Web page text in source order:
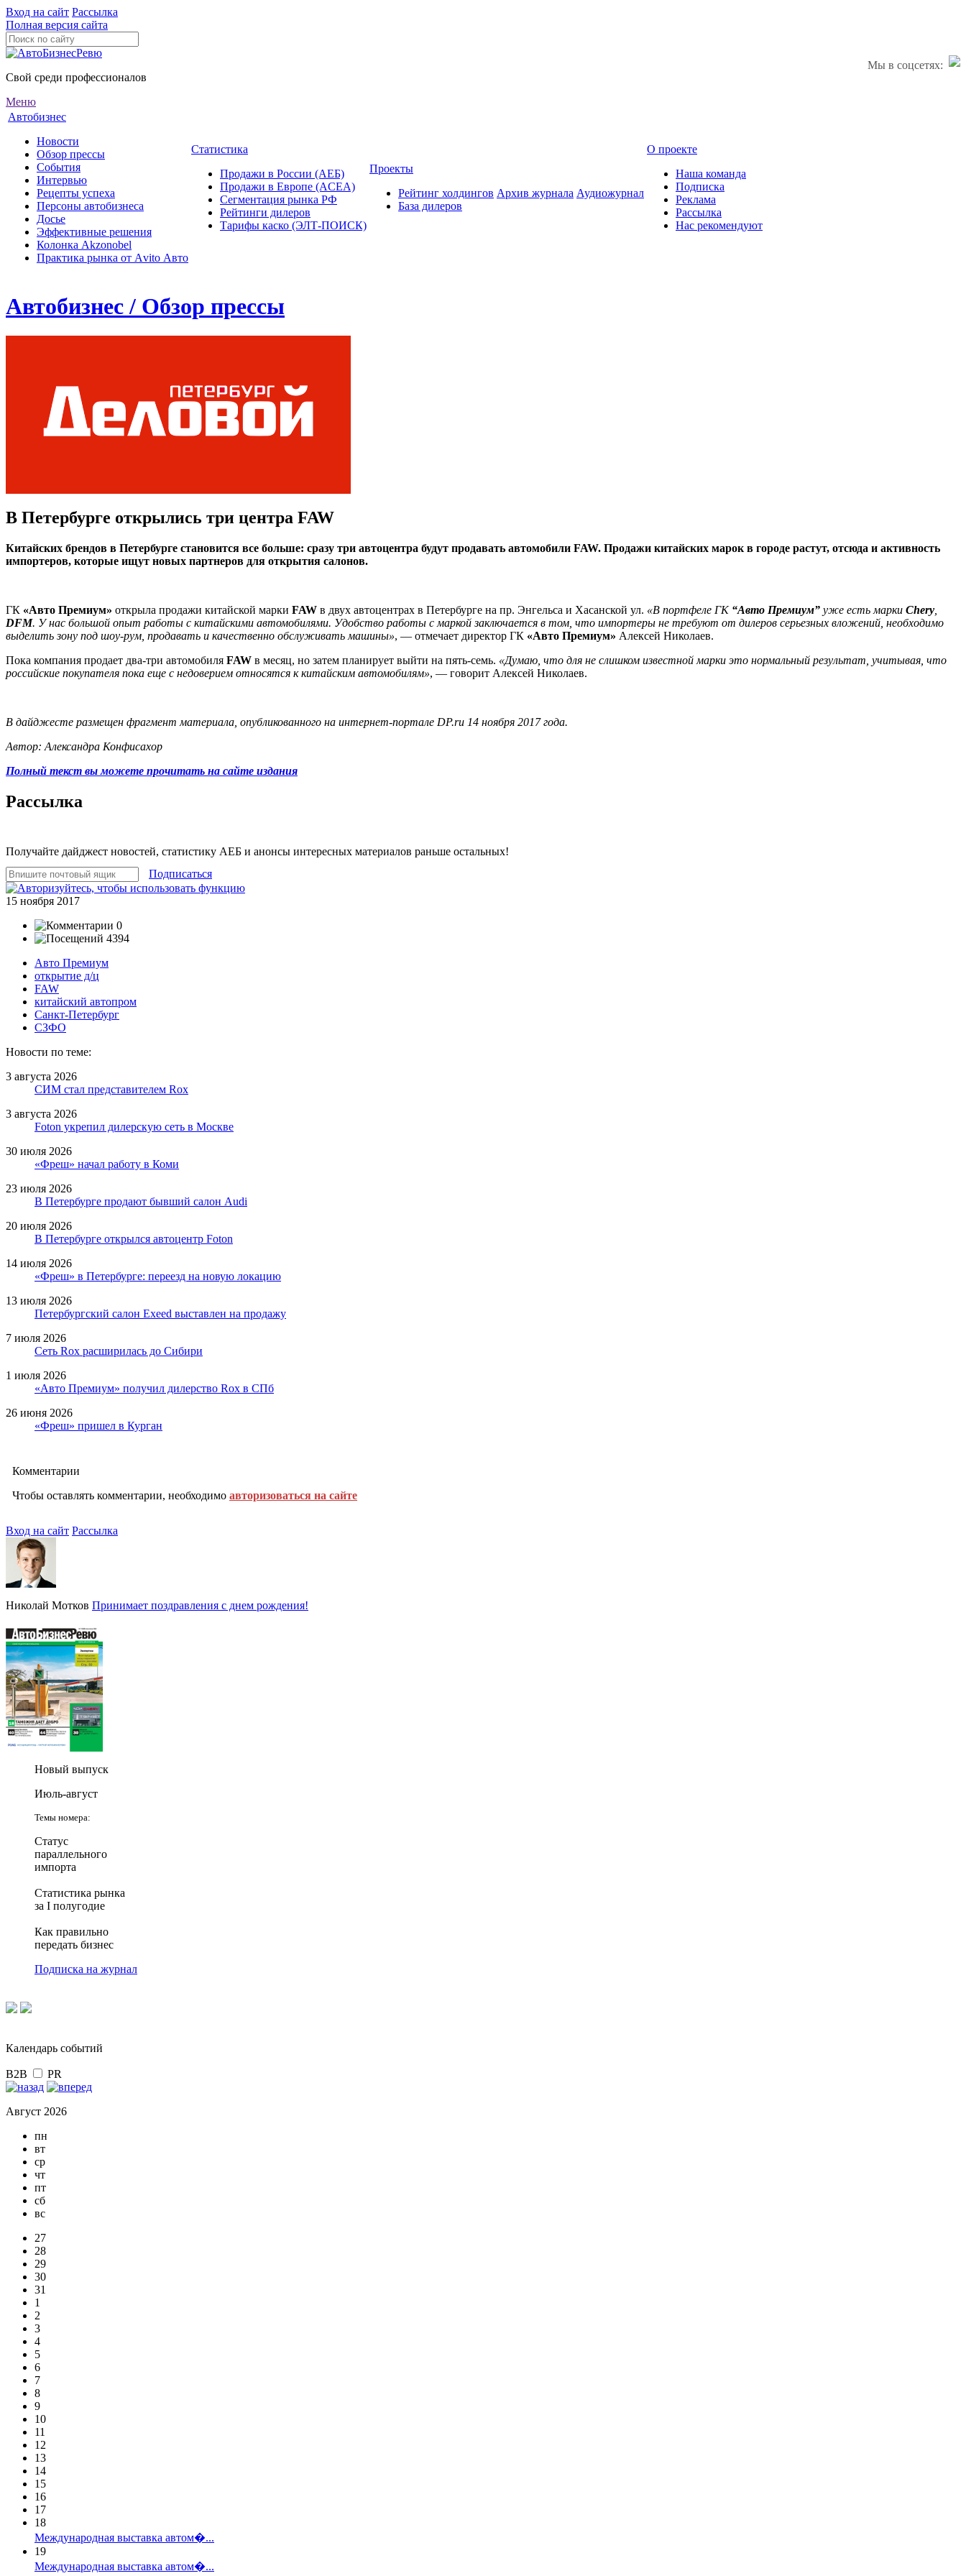
Вход на сайт Рассылка
Полная версия сайта
Мы в соцсетях:
Свой среди профессионалов
Меню
Автобизнес
Новости
Обзор прессы
События
Интервью
Рецепты успеха
Персоны автобизнеса
Досье
Эффективные решения
Колонка Akzonobel
Практика рынка от Аvito Авто
Статистика
Продажи в России (АЕБ)
Продажи в Европе (ACEA)
Сегментация рынка РФ
Рейтинги дилеров
Тарифы каско (ЭЛТ-ПОИСК)
Проекты
Рейтинг холдингов
База дилеров
Архив журнала Аудиожурнал
О проекте
Наша команда
Подписка
Реклама
Рассылка
Нас рекомендуют
Автобизнес / Обзор прессы
В Петербурге открылись три центра FAW
Китайских брендов в Петербурге становится все больше: сразу три автоцентра будут продавать автомобили FAW. Продажи китайских марок в городе растут, отсюда и активность
импортеров, которые ищут новых партнеров для открытия салонов.
ГК «Авто Премиум» открыла продажи китайской марки FAW в двух автоцентрах в Петербурге на пр. Энгельса и Хасанской ул. «В портфеле ГК “Авто Премиум” уже есть марки Chery
DFM. У нас большой опыт работы с китайскими автомобилями. Удобство работы с маркой заключается в том, что импортеры не требуют от дилеров серьезных вложений, необходимо
выделить зону под шоу-рум, продавать и качественно обслуживать машины», — отмечает директор ГК «Авто Премиум» Алексей Николаев.
Пока компания продает два-три автомобиля FAW в месяц, но затем планирует выйти на пять-семь. «Думаю, что для не слишком известной марки это нормальный результат, учитывая, что
российские покупателя пока еще с недоверием относятся к китайским автомобилям», — говорит Алексей Николаев.
В дайджесте размещен фрагмент материала, опубликованного на интернет-портале DP.ru 14 ноября 2017 года.
Автор: Александра Конфисахор
Полный текст вы можете прочитать на сайте издания
Рассылка
Получайте дайджест новостей, статистику АЕБ и анонсы интересных материалов раньше остальных!
Подписаться
15 ноября 2017
0
4394
Авто Премиум
открытие д/ц
FAW
китайский автопром
Санкт-Петербург
СЗФО
Новости по теме:
3 августа 2026
СИМ стал представителем Rox
3 августа 2026
Foton укрепил дилерскую сеть в Москве
30 июля 2026
«Фреш» начал работу в Коми
23 июля 2026
В Петербурге продают бывший салон Audi
20 июля 2026
В Петербурге открылся автоцентр Foton
14 июля 2026
«Фреш» в Петербурге: переезд на новую локацию
13 июля 2026
Петербургский салон Exeed выставлен на продажу
7 июля 2026
Сеть Rox расширилась до Сибири
1 июля 2026
«Авто Премиум» получил дилерство Rox в СПб
26 июня 2026
«Фреш» пришел в Курган
Комментарии
Чтобы оставлять комментарии, необходимо авторизоваться на сайте
Вход на сайт Рассылка
Николай Мотков Принимает поздравления с днем рождения!
Новый выпуск
Июль-август
Темы номера:
Статус
параллельного
импорта
Статистика рынка
за I полугодие
Как правильно
передать бизнес
Подписка на журнал
Календарь событий
B2B PR
Август 2026
пн
вт
ср
чт
пт
сб
вс
27
28
29
30
31
1
2
3
4
5
6
7
8
9
10
11
12
13
14
15
16
17
18
Международная выставка автом�...
19
Международная выставка автом�...